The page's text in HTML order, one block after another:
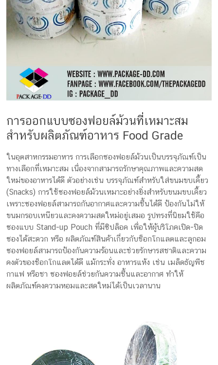
การออกแบบซองฟอยล์ม้วนที่เหมาะสม
สำหรับผลิตภัณฑ์อาหาร Food Grade
ในอุตสาหกรรมอาหาร การเลือกซองฟอยล์ม้วนเป็นบรรจุภัณฑ์เป็น
ทางเลือกที่เหมาะสม เนื่องจากสามารถรักษาคุณภาพและความสด
ใหม่ของอาหารได้ดี ตัวอย่างเช่น บรรจุภัณฑ์สำหรับใส่ขนมขบเคี้ยว
(Snacks) การใช้ซองฟอยล์ม้วนเหมาะอย่างยิ่งสำหรับขนมขบเคี้ยว
เพราะซองฟอยล์สามารถกันอากาศและความชื้นได้ดี ป้องกันไม่ให้
ขนมกรอบเหนียวและคงความสดใหม่อยู่เสมอ รูปทรงที่นิยมใช้คือ
ซองแบบ Stand-up Pouch ที่มีซิปล็อค เพื่อให้ผู้บริโภคเปิด-ปิด
ซองได้สะดวก หรือ ผลิตภัณฑ์สินค้าเกี่ยวกับช็อกโกแลตและลูกอม
ซองฟอยล์สามารถป้องกันความร้อนและช่วยรักษารสชาติและความ
คงตัวของช็อกโกแลตได้ดี แม้กระทั่ง อาหารแห้ง เช่น เมล็ดธัญพืช
กาแฟ หรือชา ซองฟอยล์ช่วยกันความชื้นและอากาศ ทำให้
ผลิตภัณฑ์คงความหอมและสดใหม่ได้เป็นเวลานาน